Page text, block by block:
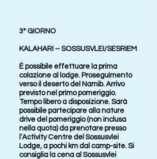
3° GIORNO
KALAHARI – SOSSUSVLEI/SESRIEM
È possibile effettuare la prima
colazione al lodge. Proseguimento
verso il deserto del Namib. Arrivo
previsto nel primo pomeriggio.
Tempo libero a disposizione. Sarà
possibile partecipare alla nature
drive del pomeriggio (non inclusa
nella quota) da prenotare presso
l’Activity Centre del Sossusvlei
Lodge, a pochi km dal camp-site. Si
consiglia la cena al Sossusvlei